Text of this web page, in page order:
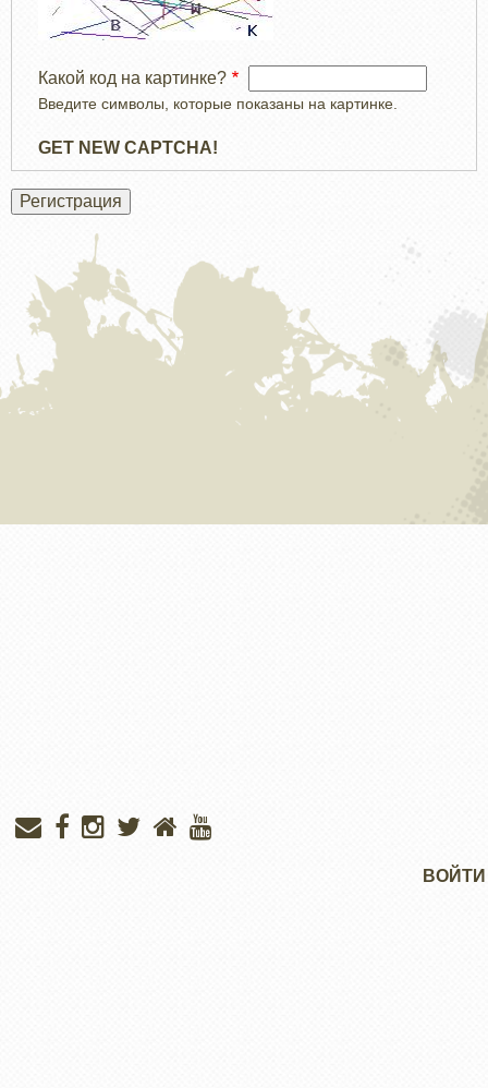
Какой код на картинке?
Введите символы, которые показаны на картинке.
GET NEW CAPTCHA!
ВОЙТИ